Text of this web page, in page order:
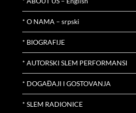
* O NAMA – srpski
* BIOGRAFIJE
* AUTORSKI SLEM PERFORMANSI
* DOGAĐAJI I GOSTOVANJA
* SLEM RADIONICE